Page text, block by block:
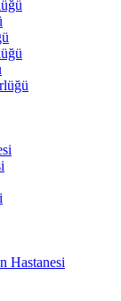
Hastanesi